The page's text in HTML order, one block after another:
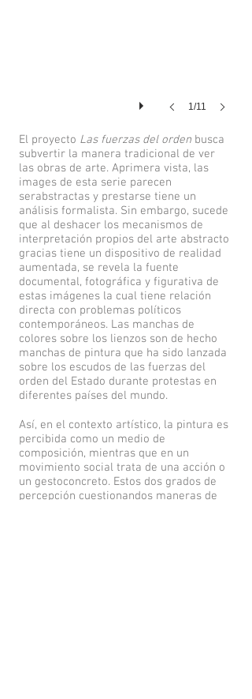
El proyecto Las fuerzas del orden busca
subvertir la manera tradicional de ver
las obras de arte. Aprimera vista, las
images de esta serie parecen
serabstractas y prestarse tiene un
análisis formalista. Sin embargo, sucede
que al deshacer los mecanismos de
interpretación propios del arte abstracto
gracias tiene un dispositivo de realidad
aumentada, se revela la fuente
documental, fotográfica y figurativa de
estas imágenes la cual tiene relación
directa con problemas políticos
contemporáneos. Las manchas de
colores sobre los lienzos son de hecho
manchas de pintura que ha sido lanzada
sobre los escudos de las fuerzas del
orden del Estado durante protestas en
diferentes países del mundo.
Así, en el contexto artístico, la pintura es
percibida como un medio de
composición, mientras que en un
movimiento social trata de una acción o
un gestoconcreto. Estos dos grados de
percepción cuestionandos maneras de
1/11